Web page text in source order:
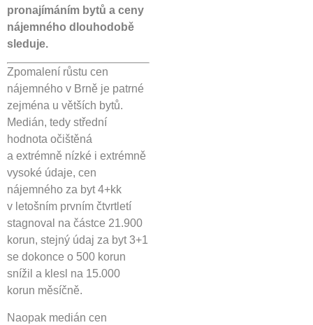
pronajímáním bytů a ceny
nájemného dlouhodobě
sleduje.
Zpomalení růstu cen
nájemného v Brně je patrné
zejména u větších bytů.
Medián, tedy střední
hodnota očištěná
a extrémně nízké i extrémně
vysoké údaje, cen
nájemného za byt 4+kk
v letošním prvním čtvrtletí
stagnoval na částce 21.900
korun, stejný údaj za byt 3+1
se dokonce o 500 korun
snížil a klesl na 15.000
korun měsíčně.
Naopak medián cen